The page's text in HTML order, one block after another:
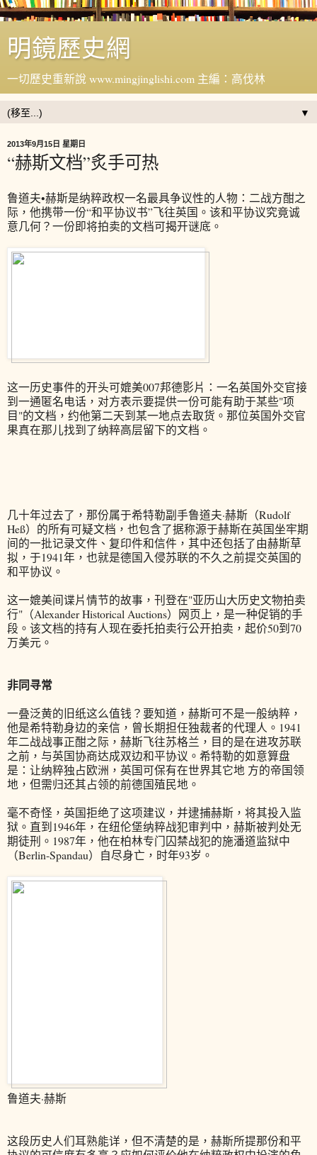
明鏡歷史網
一切歷史重新說 www.mingjinglishi.com 主編：高伐林
▼
2013年9月15日 星期日
“赫斯文档”炙手可热
鲁道夫•赫斯是纳粹政权一名最具争议性的人物：二战方酣之
际，他携带一份“和平协议书”飞往英国。该和平协议究竟诚
意几何？一份即将拍卖的文档可揭开谜底。
这一历史事件的开头可媲美007邦德影片：一名英国外交官接
到一通匿名电话，对方表示要提供一份可能有助于某些"项
目"的文档，约他第二天到某一地点去取货。那位英国外交官
果真在那儿找到了纳粹高层留下的文档。
几十年过去了，那份属于希特勒副手鲁道夫·赫斯（Rudolf
Heß）的所有可疑文档，也包含了据称源于赫斯在英国坐牢期
间的一批记录文件、复印件和信件，其中还包括了由赫斯草
拟，于1941年，也就是德国入侵苏联的不久之前提交英国的
和平协议。
这一媲美间谍片情节的故事，刊登在"亚历山大历史文物拍卖
行"（Alexander Historical Auctions）网页上，是一种促销的手
段。该文档的持有人现在委托拍卖行公开拍卖，起价50到70
万美元。
非同寻常
一叠泛黄的旧纸这么值钱？要知道，赫斯可不是一般纳粹，
他是希特勒身边的亲信，曾长期担任独裁者的代理人。1941
年二战战事正酣之际，赫斯飞往苏格兰，目的是在进攻苏联
之前，与英国协商达成双边和平协议。希特勒的如意算盘
是：让纳粹独占欧洲，英国可保有在世界其它地 方的帝国领
地，但需归还其占领的前德国殖民地。
毫不奇怪，英国拒绝了这项建议，并逮捕赫斯，将其投入监
狱。直到1946年，在纽伦堡纳粹战犯审判中，赫斯被判处无
期徒刑。1987年，他在柏林专门囚禁战犯的施潘道监狱中
（Berlin-Spandau）自尽身亡，时年93岁。
鲁道夫·赫斯
这段历史人们耳熟能详，但不清楚的是，赫斯所提那份和平